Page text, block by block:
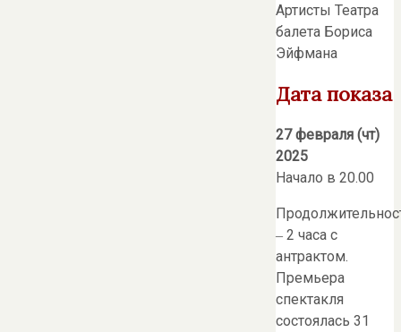
Артисты Театра
балета Бориса
Эйфмана
Дата показа
27 февраля (чт)
2025
Начало в 20.00
‒ 2 часа с
антрактом.
Премьера
спектакля
состоялась 31